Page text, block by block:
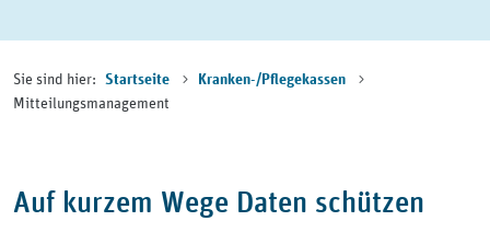
Sie sind hier: Startseite Kranken-/Pflegekassen
Mitteilungsmanagement
Auf kurzem Wege Daten schützen